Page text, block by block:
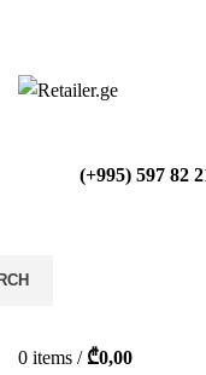
(+995) 597 82
0 items / ₾0,00